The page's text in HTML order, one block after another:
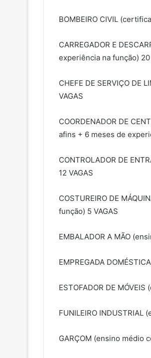
BOMBEIRO CIVIL
CARREGADOR E
experiência na função) 20
CHEFE DE SERVIÇO
VAGAS
COORDENADOR DE
afins + 6 meses de
CONTROLADOR DE
12 VAGAS
COSTUREIRO DE
função) 5 VAGAS
EMBALADOR A MÃO
EMPREGADA
ESTOFADOR DE
FUNILEIRO
GARÇOM (ensino médio